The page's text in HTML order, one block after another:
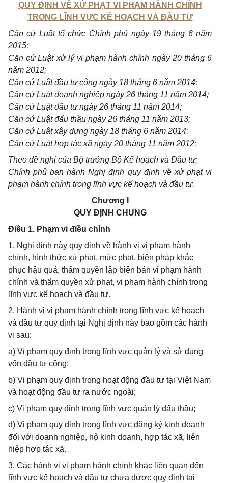
QUY ĐỊNH VỀ XỬ PHẠT VI PHẠM HÀNH CHÍNH
TRONG LĨNH VỰC KẾ HOẠCH VÀ ĐẦU TƯ
Căn cứ Luật tổ chức Chính phủ ngày 19tháng 6 năm
2015;
Căn cứ Luật xử lý vi phạm hành chính ngày 20 tháng 6
năm 2012;
Căn cứ Luật đầu tư công ngày 18 tháng 6 năm 2014;
Căn cứ Luật doanh nghiệp ngày 26 tháng 11 năm 2014;
Căn cứ Luật đầu tư ngày 26 tháng 11 năm 2014;
Căn cứ Luật đấu thầu ngày 26 tháng 11 năm 2013;
Căn cứ Luật xây dựng ngày 18 tháng 6 năm 2014;
Căn cứ Luật hợp tác xã ngày 20 tháng 11 năm 2012;
Theo đề nghị của Bộ trưởng Bộ Kế hoạch và Đầu tư;
Chính phủ ban hành Nghị định quy định về xử phạt vi
phạm hành chính trong lĩnh vực kế hoạch và đầu tư.
Chương I
QUY ĐỊNH CHUNG
Điều 1. Phạm vi điều chỉnh
1. Nghị định này quy định về hành vi vi phạm hành
chính, hình thức xử phạt, mức phạt, biện pháp khắc
phục hậu quả, thẩm quyền lập biên bản vi phạm hành
chính và thẩm quyền xử phạt, vi phạm hành chính trong
lĩnh vực kế hoạch và đầu tư.
2. Hành vi vi phạm hành chính trong lĩnh vực kế hoạch
và đầu tư quy định tại Nghị định này bao gồm các hành
vi sau:
a) Vi phạm quy định trong lĩnh vực quản lý và sử dụng
vốn đầu tư công;
b) Vi phạm quy định trong hoạt động đầu tư tại Việt Nam
và hoạt động đầu tư ra nước ngoài;
c) Vi phạm quy định trong lĩnh vực quản lý đấu thầu;
d) Vi phạm quy định trong lĩnh vực đăng ký kinh doanh
đối với doanh nghiệp, hộ kinh doanh, hợp tác xã, liên
hiệp hợp tác xã.
3. Các hành vi vi phạm hành chính khác liên quan đến
lĩnh vực kế hoạch và đầu tư chưa được quy định tại